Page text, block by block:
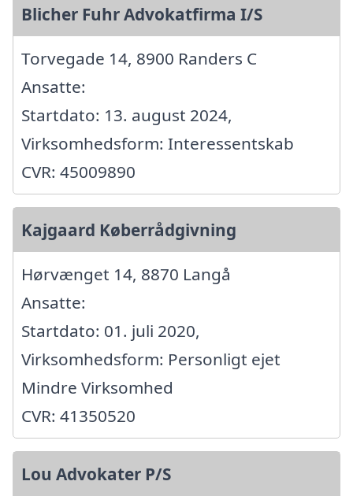
Blicher Fuhr Advokatfirma I/S
Torvegade 14, 8900 Randers C
Ansatte:
Startdato: 13. august 2024,
Virksomhedsform: Interessentskab
CVR: 45009890
Kajgaard Køberrådgivning
Hørvænget 14, 8870 Langå
Ansatte:
Startdato: 01. juli 2020,
Virksomhedsform: Personligt ejet
Mindre Virksomhed
CVR: 41350520
Lou Advokater P/S